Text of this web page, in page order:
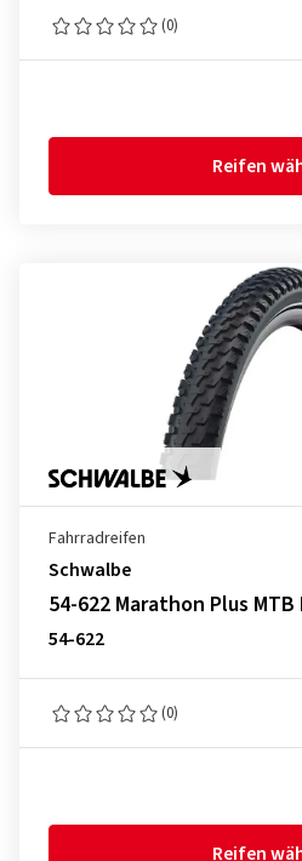
(0)
Reifen
Fahrradreifen
Schwalbe
54-622 Marathon Plus
54-622
(0)
Reifen